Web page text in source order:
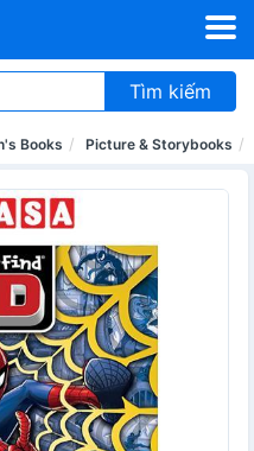
Tìm kiếm
Books Picture & Storybooks